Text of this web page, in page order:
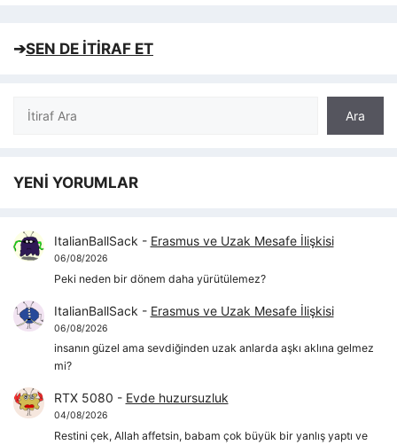
➔SEN DE İTİRAF ET
Ara
Ara
YENİ YORUMLAR
ItalianBallSack - Erasmus ve Uzak Mesafe İlişkisi
06/08/2026
Peki neden bir dönem daha yürütülemez?
ItalianBallSack - Erasmus ve Uzak Mesafe İlişkisi
06/08/2026
insanın güzel ama sevdiğinden uzak anlarda aşkı aklına gelmez
mi?
RTX 5080 - Evde huzursuzluk
04/08/2026
Restini çek, Allah affetsin, babam çok büyük bir yanlış yaptı ve